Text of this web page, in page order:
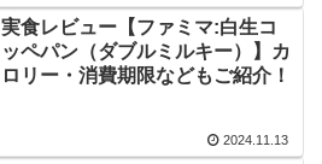
実食レビュー【ファミマ:白生コ
ッペパン（ダブルミルキー）】カ
ロリー・消費期限などもご紹介！
2024.11.13